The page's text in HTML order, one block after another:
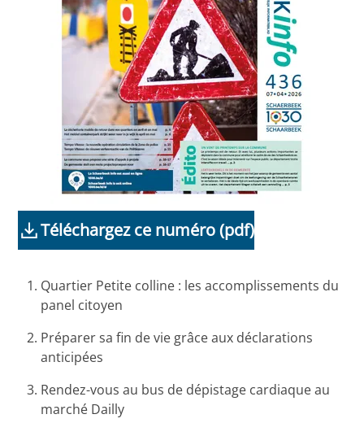
Téléchargez ce numéro (pdf)
Quartier Petite colline : les accomplissements du
panel citoyen
Préparer sa fin de vie grâce aux déclarations
anticipées
Rendez-vous au bus de dépistage cardiaque au
marché Dailly